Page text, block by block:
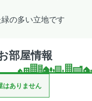
の多い立地です
部屋情報
はありません